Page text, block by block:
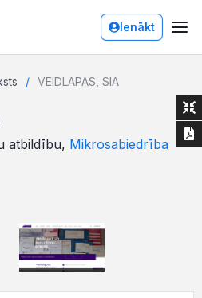
Ienākt
VEIDLAPAS, SIA
atbildību, Mikrosabiedrība